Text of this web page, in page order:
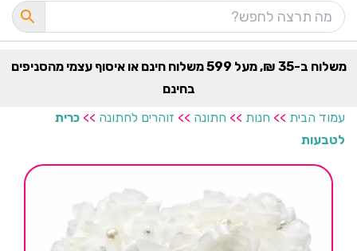
משלוח ב-35 ₪, מעל 599 משלוח חינם או איסוף עצמי מהסניפים
בחינם
עמוד הבית >> חנות >> חתונה >> זוהרים לחתונה >> כרית
לטבעות